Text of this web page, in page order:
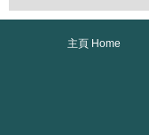
主頁 Home